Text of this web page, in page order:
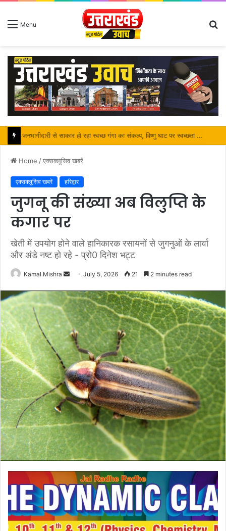
Menu
पर्यटन मंत्री ने किया ट्रैवल एंड टूरिज्म फेयर (TTF) में प्रतिभाग
Home /एक्सक्लूसिव खबरें
एक्सक्लूसिव खबरें हरिद्वार
जुगनू की संख्या अब विलुप्ति के
कगार पर
खेती में उपयोग होने वाले हानिकारक रसायनों से जुगनुओं के लार्वा
और अंडे नष्ट हो रहे - प्रो0 दिनेश भट्ट
Kamal Mishra
Send
email
July 5, 2026 21 2 minutes read